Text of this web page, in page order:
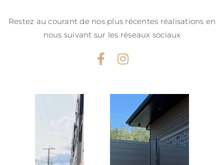
Restez au courant de nos plus récentes réalisations en
nous suivant sur les réseaux sociaux